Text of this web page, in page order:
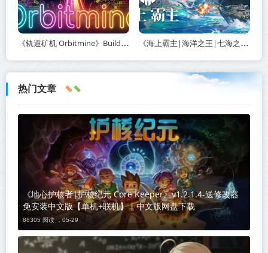
《轨道矿机 Orbitmine》Build.24135737-免安装中文版丨中文版网盘下载 《海上霸主|海洋之王|七海之王 King of Seas》v1.20-免安装中文版丨中文版网盘下载
热门文章
《地心护核者|护核纪元 Core Keeper》v1.2.1.4-送修改器
免安装中文版【单机+联机】丨中文版网盘下载
88305 阅读 ，05-29